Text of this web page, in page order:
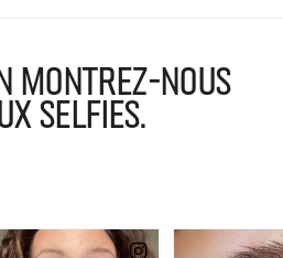
MONTREZ-NOUS
SELFIES.